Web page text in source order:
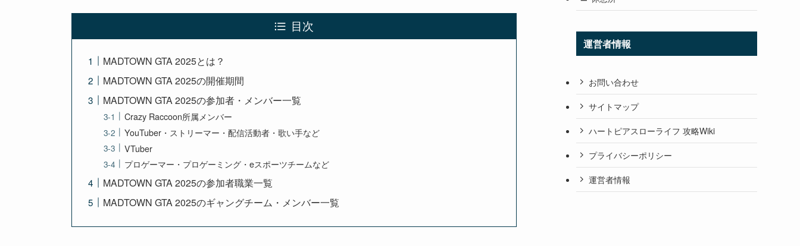
目次
MADTOWN GTA 2025とは？
MADTOWN GTA 2025の開催期間
MADTOWN GTA 2025の参加者・メンバー一覧
Crazy Raccoon所属メンバー
YouTuber・ストリーマー・配信活動者・歌い手など
VTuber
プロゲーマー・プロゲーミング・eスポーツチームなど
MADTOWN GTA 2025の参加者職業一覧
MADTOWN GTA 2025のギャングチーム・メンバー一覧
運営者情報
お問い合わせ
サイトマップ
ハートピアスローライフ 攻略Wiki
プライバシーポリシー
運営者情報